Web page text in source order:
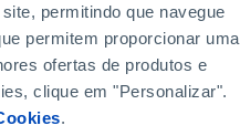
permitindo que navegue
permitem proporcionar uma
ofertas de produtos e
clique em "Personalizar".
.
// 448.235